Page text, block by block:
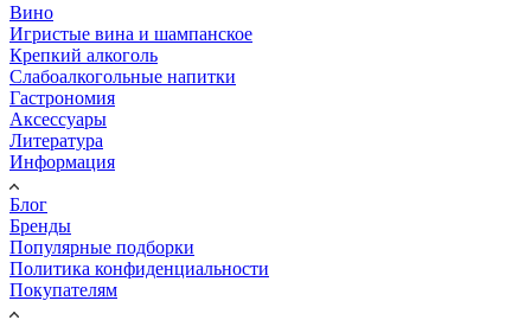
Вино
Игристые вина и шампанское
Крепкий алкоголь
Слабоалкогольные напитки
Гастрономия
Аксессуары
Литература
Информация
Блог
Бренды
Популярные подборки
Политика конфиденциальности
Покупателям